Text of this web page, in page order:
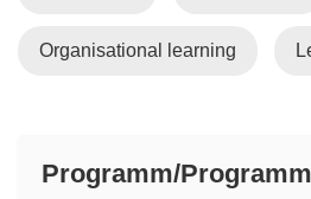
Organisational learning
Programm/